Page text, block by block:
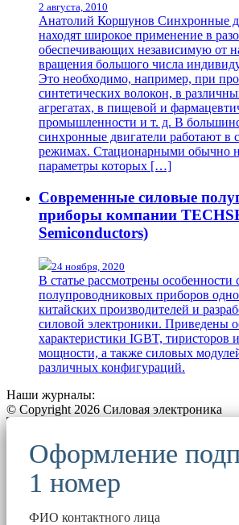
2 августа, 2010
Анатолий Коршунов Синхронные
находят широкое применение в
обеспечивающих независимую от
вращения большого числа
Это необходимо, например, при
синтетических волокон, в
агрегатах, в пищевой и
промышленности и т. д. В
синхронные двигатели работают в
режимах. Стационарными обычно
параметры которых […]
Современные силовые
приборы компании
Semiconductors)
24 ноября, 2020
В статье рассмотрены особенности
полупроводниковых приборов
китайских производителей и
силовой электроники. Приведены
характеристики IGBT, тиристоров
мощности, а также силовых
различных конфигураций.
Наши журналы:
© Copyright 2026 Силовая электроника
Оформление
1 номер
ФИО контактного лица